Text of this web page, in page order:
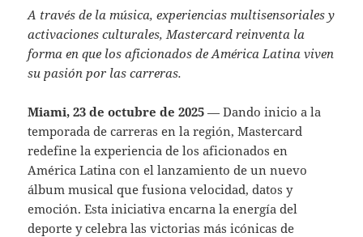
A través de la música, experiencias multisensoriales y
activaciones culturales, Mastercard reinventa la
forma en que los aficionados de América Latina viven
su pasión por las carreras.
Miami, 23 de octubre de 2025 — Dando inicio a la
temporada de carreras en la región, Mastercard
redefine la experiencia de los aficionados en
América Latina con el lanzamiento de un nuevo
álbum musical que fusiona velocidad, datos y
emoción. Esta iniciativa encarna la energía del
deporte y celebra las victorias más icónicas de